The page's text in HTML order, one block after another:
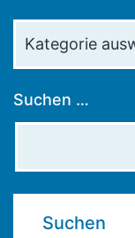
Suchen …